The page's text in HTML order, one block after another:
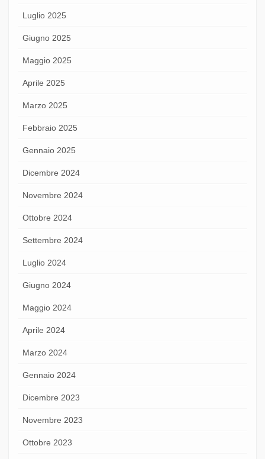
Luglio 2025
Giugno 2025
Maggio 2025
Aprile 2025
Marzo 2025
Febbraio 2025
Gennaio 2025
Dicembre 2024
Novembre 2024
Ottobre 2024
Settembre 2024
Luglio 2024
Giugno 2024
Maggio 2024
Aprile 2024
Marzo 2024
Gennaio 2024
Dicembre 2023
Novembre 2023
Ottobre 2023